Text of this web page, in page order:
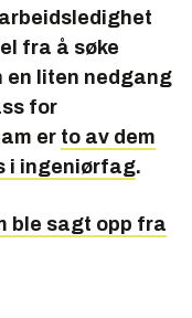
fra å søke
en liten nedgang
for
er to av dem
i ingeniørfag.
ble sagt opp fra